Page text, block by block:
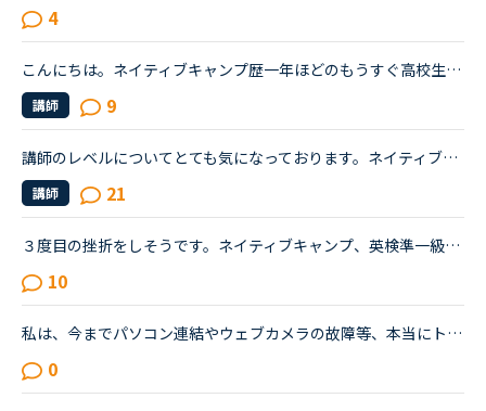
4
こんにちは。ネイティブキャンプ歴一年ほどのもうすぐ高校生になるものです。私は英語が得意でネイティブキャンプと英語塾に通っています。しかしその塾では大量の宿題が出され、かなり高レベルな教材(今はローマ...
講師 9
講師のレベルについてとても気になっております。ネイティブキャンプをはじめて3年です。文法と発音の基礎から始めてきたおかげで、段々と言いたいことを表現でき、先生の話していることもほぼ理解できるようにな...
講師 21
３度目の挫折をしそうです。ネイティブキャンプ、英検準一級の二次試験の対策をしていたころは、フリートークを使って、ネイティブキャンプに大変お世話になりました。でも、その後、どうしても授業を受けるのを...
10
私は、今までパソコン連結やウェブカメラの故障等、本当にトラブルがいっぱいで・・・でも、ネイティブキャンプの方々から、たった一度も気分の悪い対応を受けたことがありません。買ったばかりのウェブカメラ故...
0